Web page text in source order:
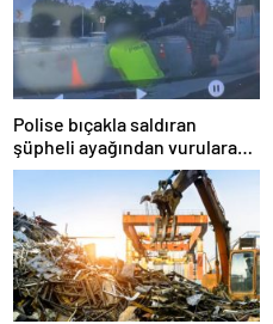
Polise bıçakla saldıran
şüpheli ayağından vurularak
yakalandı